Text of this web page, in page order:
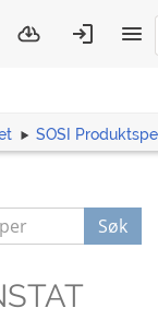
SOSI
Søk